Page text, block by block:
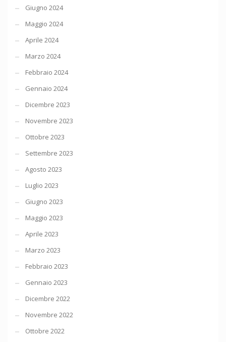
Giugno 2024
Maggio 2024
Aprile 2024
Marzo 2024
Febbraio 2024
Gennaio 2024
Dicembre 2023
Novembre 2023
Ottobre 2023
Settembre 2023
Agosto 2023
Luglio 2023
Giugno 2023
Maggio 2023
Aprile 2023
Marzo 2023
Febbraio 2023
Gennaio 2023
Dicembre 2022
Novembre 2022
Ottobre 2022